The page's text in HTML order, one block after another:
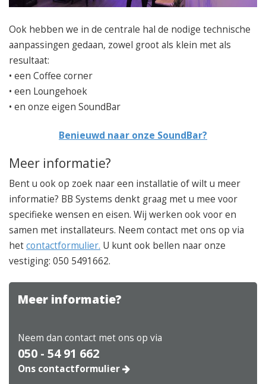
Ook hebben we in de centrale hal de nodige technische
aanpassingen gedaan, zowel groot als klein met als
resultaat:
• een Coffee corner
• een Loungehoek
• en onze eigen SoundBar
Benieuwd naar onze SoundBar?
Meer informatie?
Bent u ook op zoek naar een installatie of wilt u meer
informatie? BB Systems denkt graag met u mee voor
specifieke wensen en eisen. Wij werken ook voor en
samen met installateurs. Neem contact met ons op via
hetcontactformulier. U kunt ook bellen naar onze
vestiging: 050 5491662.
Meer informatie?
Neem dan contact met ons op via
050 - 54 91 662
Ons contactformulier